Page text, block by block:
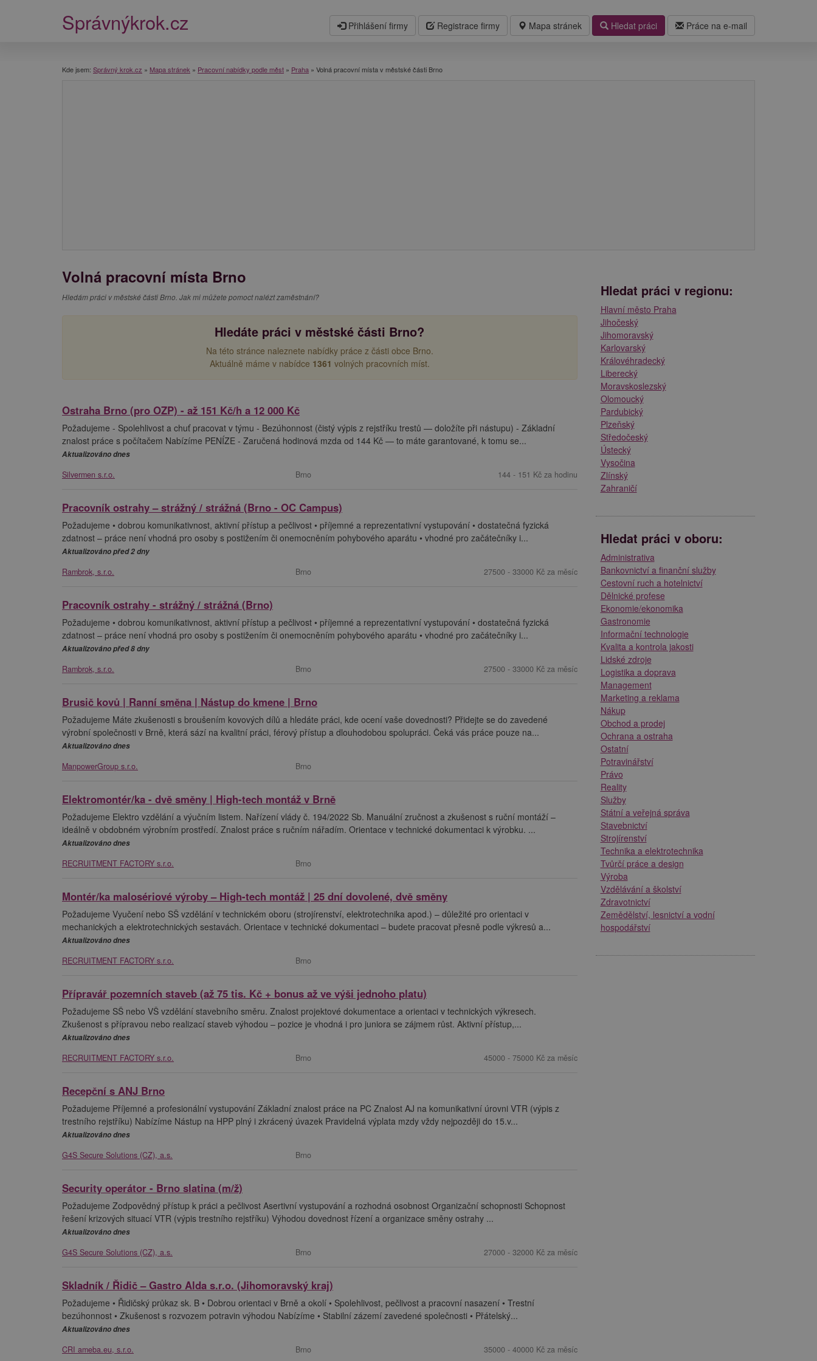
Mapa stránek Hledat práci Práce na e-mail
Správnýkrok.cz Přihlášení firmy Registrace firmy
Kde jsem: Správný krok.cz » Mapa stránek » Pracovní nabídky podle měst » Praha » Volná pracovní místa v městské části Brno
Volná pracovní místa Brno
Hledám práci v městské části Brno. Jak mi můžete pomoct nalézt zaměstnání?
Hledáte práci v městské části Brno?
Na této stránce naleznete nabídky práce z části obce Brno.
Aktuálně máme v nabídce 1361 volných pracovních míst.
Ostraha Brno (pro OZP) - až 151 Kč/h a 12 000 Kč
Požadujeme - Spolehlivost a chuť pracovat v týmu - Bezúhonnost (čistý výpis z rejstříku trestů — doložíte při nástupu) - Základní
znalost práce s počítačem Nabízíme PENÍZE - Zaručená hodinová mzda od 144 Kč — to máte garantované, k tomu se...
Aktualizováno dnes
Silvermen s.r.o. Brno 144 - 151 Kč za hodinu
Pracovník ostrahy – strážný / strážná (Brno - OC Campus)
Požadujeme • dobrou komunikativnost, aktivní přístup a pečlivost • příjemné a reprezentativní vystupování • dostatečná fyzická
zdatnost – práce není vhodná pro osoby s postižením či onemocněním pohybového aparátu • vhodné pro začátečníky i...
Aktualizováno před 2 dny
Rambrok, s.r.o. Brno 27500 - 33000 Kč za měsíc
Pracovník ostrahy - strážný / strážná (Brno)
Požadujeme • dobrou komunikativnost, aktivní přístup a pečlivost • příjemné a reprezentativní vystupování • dostatečná fyzická
zdatnost – práce není vhodná pro osoby s postižením či onemocněním pohybového aparátu • vhodné pro začátečníky i...
Aktualizováno před 8 dny
Rambrok, s.r.o. Brno 27500 - 33000 Kč za měsíc
Brusič kovů | Ranní směna | Nástup do kmene | Brno
Požadujeme Máte zkušenosti s broušením kovových dílů a hledáte práci, kde ocení vaše dovednosti? Přidejte se do zavedené
výrobní společnosti v Brně, která sází na kvalitní práci, férový přístup a dlouhodobou spolupráci. Čeká vás práce pouze na...
Aktualizováno dnes
ManpowerGroup s.r.o. Brno
Elektromontér/ka - dvě směny | High-tech montáž v Brně
Požadujeme Elektro vzdělání a výučním listem. Nařízení vlády č. 194/2022 Sb. Manuální zručnost a zkušenost s ruční montáží –
ideálně v obdobném výrobním prostředí. Znalost práce s ručním nářadím. Orientace v technické dokumentaci k výrobku. ...
Aktualizováno dnes
RECRUITMENT FACTORY s.r.o. Brno
Montér/ka malosériové výroby – High-tech montáž | 25 dní dovolené, dvě směny
Požadujeme Vyučení nebo SŠ vzdělání v technickém oboru (strojírenství, elektrotechnika apod.) – důležité pro orientaci v
mechanických a elektrotechnických sestavách. Orientace v technické dokumentaci – budete pracovat přesně podle výkresů a...
Aktualizováno dnes
RECRUITMENT FACTORY s.r.o. Brno
Přípravář pozemních staveb (až 75 tis. Kč + bonus až ve výši jednoho platu)
Požadujeme SŠ nebo VŠ vzdělání stavebního směru. Znalost projektové dokumentace a orientaci v technických výkresech.
Zkušenost s přípravou nebo realizací staveb výhodou – pozice je vhodná i pro juniora se zájmem růst. Aktivní přístup,...
Aktualizováno dnes
RECRUITMENT FACTORY s.r.o. Brno 45000 - 75000 Kč za měsíc
Recepční s ANJ Brno
Požadujeme Příjemné a profesionální vystupování Základní znalost práce na PC Znalost AJ na komunikativní úrovni VTR (výpis z
trestního rejstříku) Nabízíme Nástup na HPP plný i zkrácený úvazek Pravidelná výplata mzdy vždy nejpozději do 15.v...
Aktualizováno dnes
G4S Secure Solutions (CZ), a.s. Brno
Security operátor - Brno slatina (m/ž)
Požadujeme Zodpovědný přístup k práci a pečlivost Asertivní vystupování a rozhodná osobnost Organizační schopnosti Schopnost
řešení krizových situací VTR (výpis trestního rejstříku) Výhodou dovednost řízení a organizace směny ostrahy ...
Aktualizováno dnes
G4S Secure Solutions (CZ), a.s. Brno 27000 - 32000 Kč za měsíc
Skladník / Řidič – Gastro Alda s.r.o. (Jihomoravský kraj)
Požadujeme • Řidičský průkaz sk. B • Dobrou orientaci v Brně a okolí • Spolehlivost, pečlivost a pracovní nasazení • Trestní
bezúhonnost • Zkušenost s rozvozem potravin výhodou Nabízíme • Stabilní zázemí zavedené společnosti • Přátelský...
Aktualizováno dnes
CRI ameba.eu, s.r.o. Brno 35000 - 40000 Kč za měsíc
Hledat práci v regionu:
Hlavní město Praha
Jihočeský
Jihomoravský
Karlovarský
Královéhradecký
Liberecký
Moravskoslezský
Olomoucký
Pardubický
Plzeňský
Středočeský
Ústecký
Vysočina
Zlínský
Zahraničí
Hledat práci v oboru:
Administrativa
Bankovnictví a finanční služby
Cestovní ruch a hotelnictví
Dělnické profese
Ekonomie/ekonomika
Gastronomie
Informační technologie
Kvalita a kontrola jakosti
Lidské zdroje
Logistika a doprava
Management
Marketing a reklama
Nákup
Obchod a prodej
Ochrana a ostraha
Ostatní
Potravinářství
Právo
Reality
Služby
Státní a veřejná správa
Stavebnictví
Strojírenství
Technika a elektrotechnika
Tvůrčí práce a design
Výroba
Vzdělávání a školství
Zdravotnictví
Zemědělství, lesnictví a vodní
hospodářství